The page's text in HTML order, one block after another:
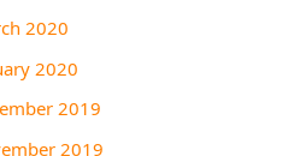
2020
2020
2019
2019